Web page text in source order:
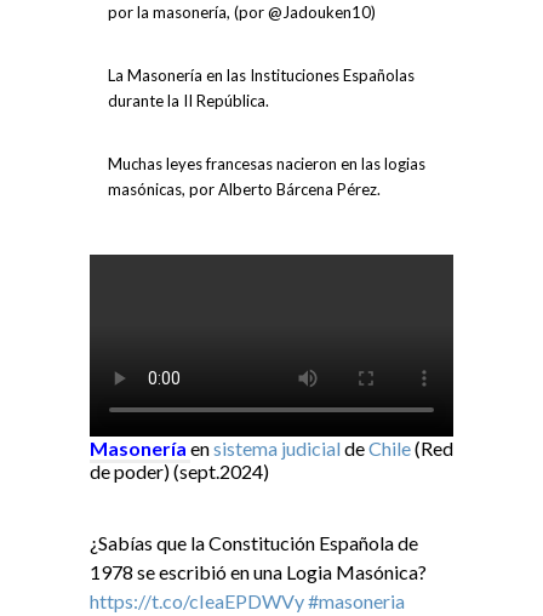
por la masonería, (por @Jadouken10)
La Masonería en las Instituciones Españolas
durante la II República.
Muchas leyes francesas nacieron en las logias
masónicas, por Alberto Bárcena Pérez.
Masonería ensistema judicialdeChile(Red
de poder) (sept.2024)
¿Sabías que la Constitución Española de
1978 se escribió en una Logia Masónica?
https://t.co/cIeaEPDWVy#masoneria